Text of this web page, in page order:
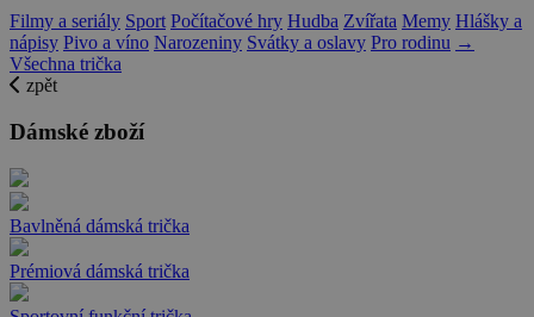
Filmy a seriály Sport Počítačové hry Hudba Zvířata Memy Hlášky a
nápisy Pivo a víno Narozeniny Svátky a oslavy Pro rodinu →
Všechna trička
zpět
Dámské zboží
Bavlněná dámská trička
Prémiová dámská trička